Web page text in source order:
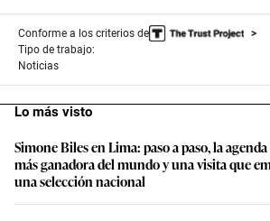
Conforme a los criterios de
Tipo de trabajo:
Noticias
Lo más visto
Simone Biles en Lima: paso a paso, la
más ganadora del mundo y una visita que
una selección nacional